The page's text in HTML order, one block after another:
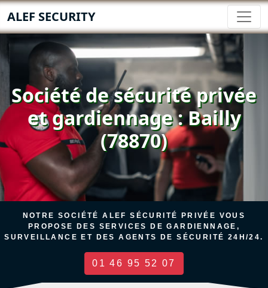
ALEF SECURITY
Société de sécurité privée
et gardiennage : Bailly
(78870)
NOTRE SOCIÉTÉ ALEF SÉCURITÉ PRIVÉE VOUS
PROPOSE DES SERVICES DE GARDIENNAGE,
SURVEILLANCE ET DES AGENTS DE SÉCURITÉ 24H/24.
01 46 95 52 07